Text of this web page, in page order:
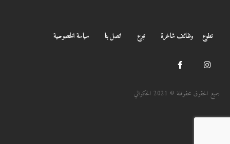
تطوع وظائف شاغرة تبرع اتصل بنا سياسة الخصوصية
جميع الحقوق محفوظة © 2021 الحكواتي